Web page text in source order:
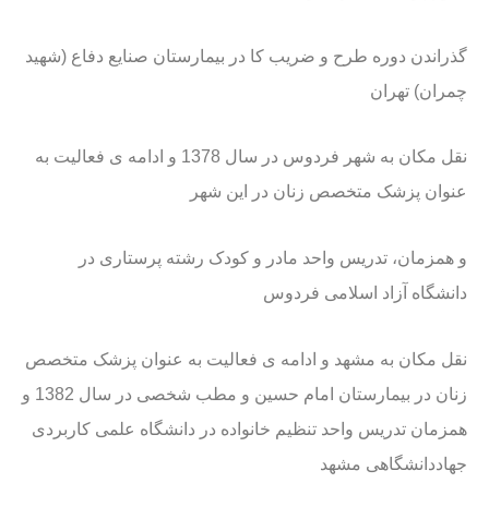
گذراندن دوره طرح و ضریب کا در بیمارستان صنایع دفاع (شهید
چمران) تهران
نقل مکان به شهر فردوس در سال 1378 و ادامه ی فعالیت به
عنوان پزشک متخصص زنان در این شهر
و همزمان، تدریس واحد مادر و کودک رشته پرستاری در
دانشگاه آزاد اسلامی فردوس
نقل مکان به مشهد و ادامه ی فعالیت به عنوان پزشک متخصص
زنان در بیمارستان امام حسین و مطب شخصی در سال 1382 و
همزمان تدریس واحد تنظیم خانواده در دانشگاه علمی کاربردی
جهاددانشگاهی مشهد